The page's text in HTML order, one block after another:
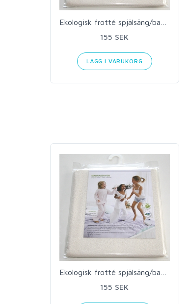
155 SEK
LÄGG I VARUKORG
155 SEK